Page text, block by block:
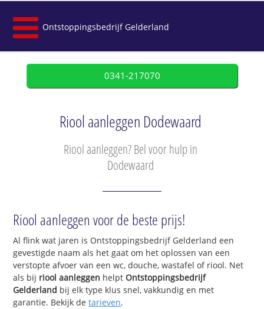
Ontstoppingsbedrijf Gelderland
0341-217070
Riool aanleggen Dodewaard
Riool aanleggen? Bel voor hulp in
Dodewaard
Riool aanleggen voor de beste prijs!
Al flink wat jaren is Ontstoppingsbedrijf Gelderland een
gevestigde naam als het gaat om het oplossen van een
verstopte afvoer van een wc, douche, wastafel of riool. Net
als bij riool aanleggen helptOntstoppingsbedrijf
Gelderland bij elk type klus snel, vakkundig en met
garantie. Bekijk detarieven.